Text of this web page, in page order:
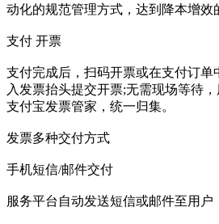
动化的规范管理方式，达到降本增效
支付 开票
支付完成后，扫码开票或在支付订单
入发票抬头提交开票;无需现场等待
支付宝发票管家，统一归集。
发票多种交付方式
手机短信/邮件交付
服务平台自动发送短信或邮件至用